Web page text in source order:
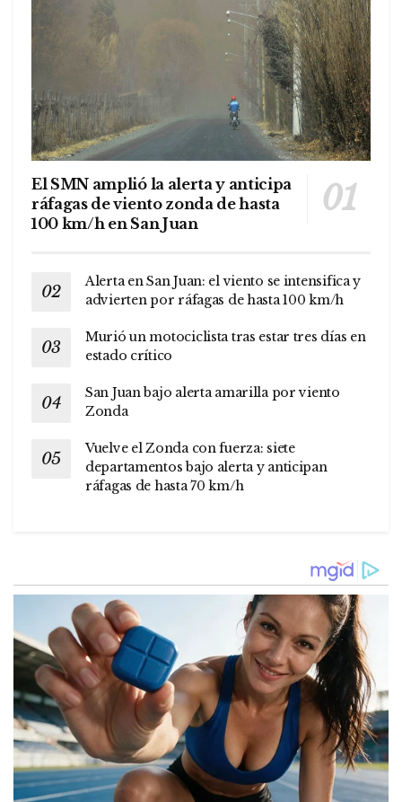
El SMN amplió la alerta y anticipa
ráfagas de viento zonda de hasta
100 km/h en San Juan
Alerta en San Juan: el viento se intensifica y
advierten por ráfagas de hasta 100 km/h
Murió un motociclista tras estar tres días en
estado crítico
San Juan bajo alerta amarilla por viento
Zonda
Vuelve el Zonda con fuerza: siete
departamentos bajo alerta y anticipan
ráfagas de hasta 70 km/h